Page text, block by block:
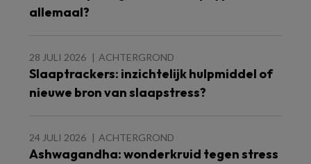
allemaal?
28 JULI 2026 ACHTERGROND
Slaaptrackers: inzichtelijk hulpmiddel of
nieuwe bron van slaapstress?
24 JULI 2026 ACHTERGROND
Ashwagandha: wonderkruid tegen stress